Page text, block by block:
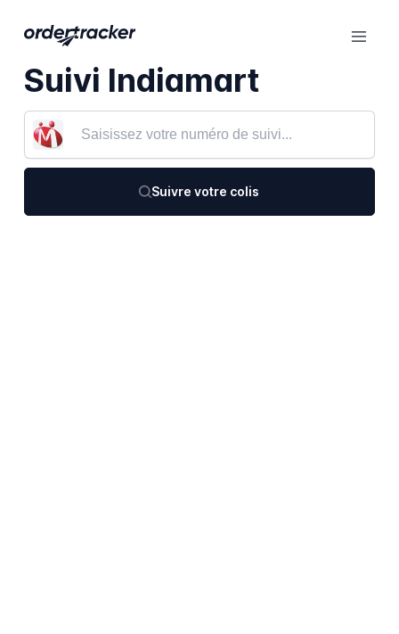
Suivi Indiamart
Suivre votre colis